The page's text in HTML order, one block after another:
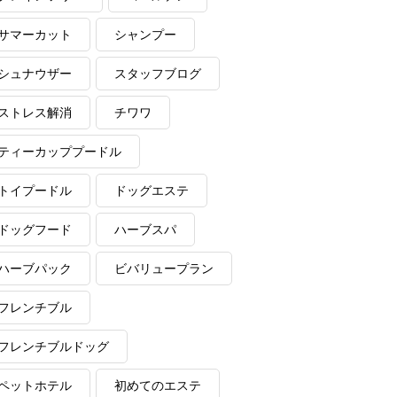
マーカット シャンプー
ュナウザー スタッフブログ
トレス解消 チワワ
ィーカッププードル
イプードル ドッグエステ
ッグフード ハーブスパ
ーブパック ビバリュープラン
レンチブル
レンチブルドッグ
ットホテル 初めてのエステ